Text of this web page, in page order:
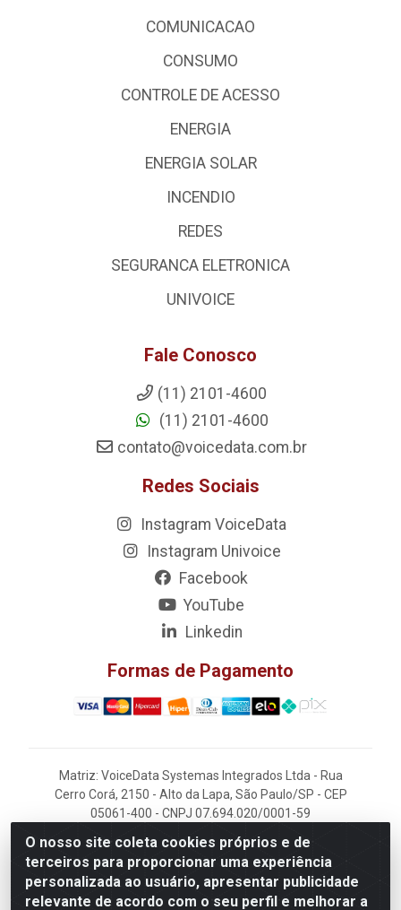
O nosso site coleta cookies próprios e de
terceiros para proporcionar uma experiência
personalizada ao usuário, apresentar publicidade
relevante de acordo com o seu perfil e melhorar a
COMUNICACAO
CONSUMO
CONTROLE DE ACESSO
ENERGIA
ENERGIA SOLAR
INCENDIO
REDES
SEGURANCA ELETRONICA
UNIVOICE
Fale Conosco
(11) 2101-4600
(11) 2101-4600
contato@voicedata.com.br
Redes Sociais
Instagram VoiceData
Instagram Univoice
Facebook
YouTube
Linkedin
Formas de Pagamento
Matriz: VoiceData Systemas Integrados Ltda - Rua
Cerro Corá, 2150 - Alto da Lapa, São Paulo/SP - CEP
05061-400 - CNPJ 07.694.020/0001-59
Filial: VoiceData - Rua João Kaufmann, 405 -
Rochdale - Osasco/SP - CEP 06220-060